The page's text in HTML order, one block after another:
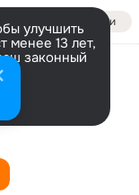
Войти
улучшить
менее 13 лет,
законный